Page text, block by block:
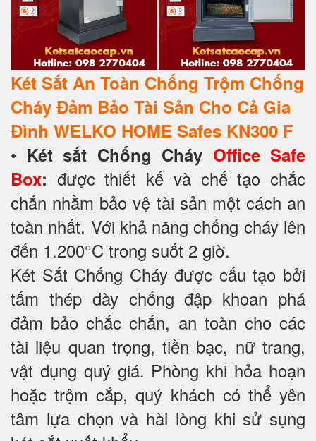
Két Sắt An Toàn Chống Trộm Chống
Cháy Đảm Bảo Tài Sản Cho Cả Gia
Đình WELKO HOME Safes KN300 F
• Két sắt Chống Cháy Office Safe
Box: được thiết kế và chế tạo chắc
chắn nhằm bảo vệ tài sản một cách an
toàn nhất. Với khả năng chống cháy lên
đến 1.200°C trong suốt 2 giờ.
Két Sắt Chống Cháy được cấu tạo bởi
tấm thép dày chống đập khoan phá
đảm bảo chắc chắn, an toàn cho các
tài liệu quan trọng, tiền bạc, nữ trang,
vật dụng quý giá. Phòng khi hỏa hoạn
hoặc trộm cắp, quý khách có thể yên
tâm lựa chọn và hài lòng khi sử sụng